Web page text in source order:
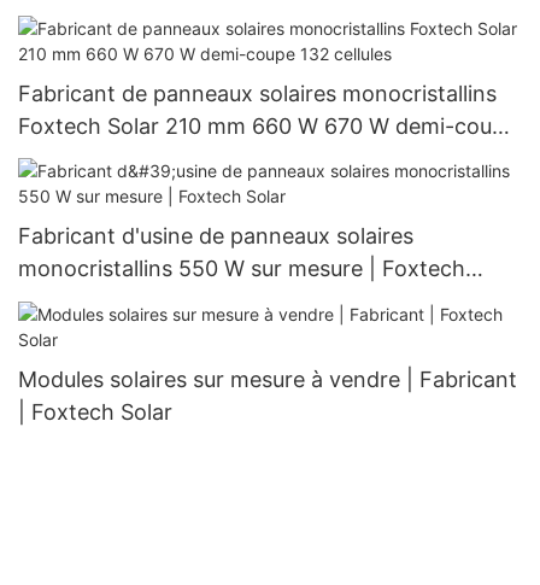
nouveau modèle
Fabricant de panneaux solaires monocristallins
Foxtech Solar 210 mm 660 W 670 W demi-coupe
132 cellules
Fabricant d'usine de panneaux solaires
monocristallins 550 W sur mesure | Foxtech
Solar
Modules solaires sur mesure à vendre | Fabricant
| Foxtech Solar